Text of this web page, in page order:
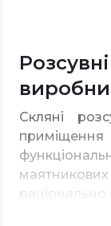
Скляні
раціонально